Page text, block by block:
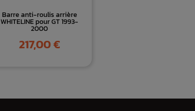
Barre anti-roulis arrière
WHITELINE pour GT 1993-
2000
Prix
217,00 €